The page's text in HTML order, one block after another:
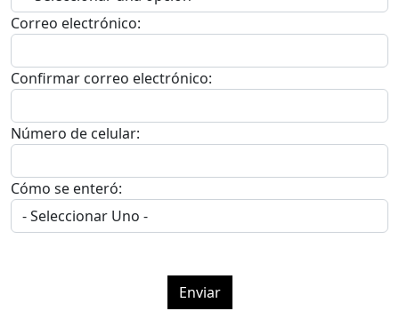
Correo electrónico:
Confirmar correo electrónico:
Número de celular:
Cómo se enteró:
Enviar